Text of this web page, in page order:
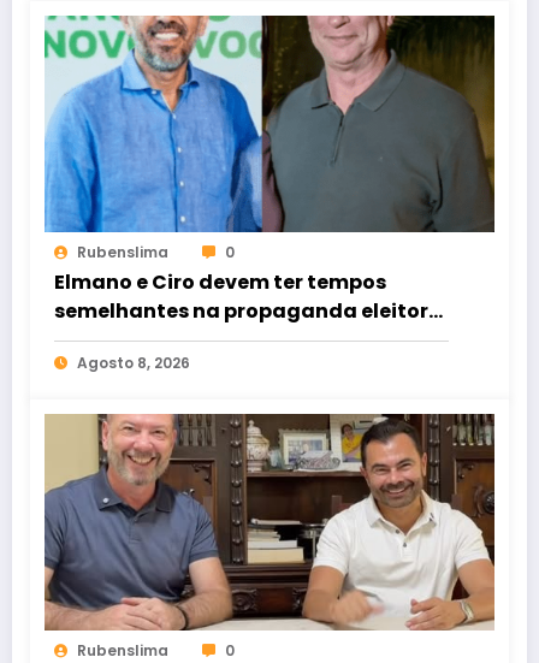
Rubenslima 0
Elmano e Ciro devem ter tempos
semelhantes na propaganda eleitoral
de rádio e TV
Agosto 8, 2026
Rubenslima 0